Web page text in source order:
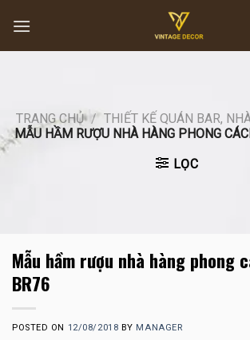
content
TRANG CHỦ / THIẾT KẾ QUÁN BAR,
MẪU HẦM RƯỢU NHÀ HÀNG PHONG
LỌC
Mẫu hầm rượu nhà hàng phong
BR76
POSTED ON 12/08/2018 BY MANAGER